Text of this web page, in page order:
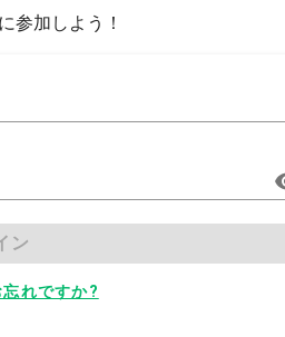
参加しよう！
ン
れですか?